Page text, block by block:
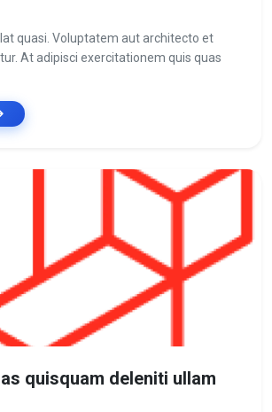
quasi. Voluptatem aut architecto et
At adipisci exercitationem quis quas
quisquam deleniti ullam